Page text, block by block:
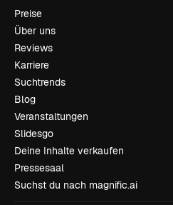
Preise
Über uns
Reviews
Karriere
Suchtrends
Blog
Veranstaltungen
Slidesgo
Deine Inhalte verkaufen
Pressesaal
Suchst du nach magnific.ai